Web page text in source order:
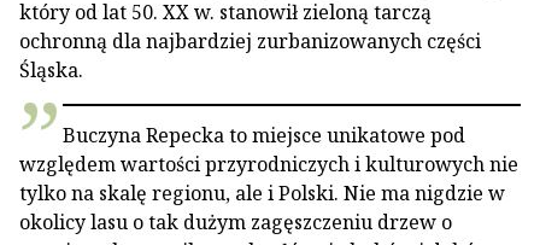
który od lat 50. XX w. stanowił zieloną tarczą
ochronną dla najbardziej zurbanizowanych części
Śląska.
Buczyna Repecka to miejsce unikatowe pod
względem wartości przyrodniczych i kulturowych nie
tylko na skalę regionu, ale i Polski. Nie ma nigdzie w
okolicy lasu o tak dużym zagęszczeniu drzew o